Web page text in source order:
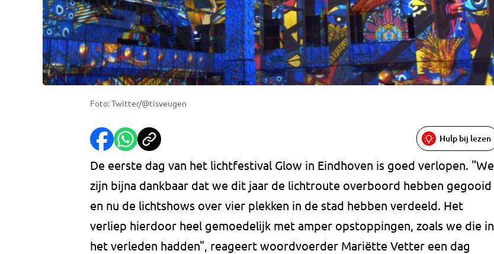
Foto: Twitter/@tisveugen
Hulp bij lezen
De eerste dag van het lichtfestival Glow in Eindhoven is goed verlopen. "We
zijn bijna dankbaar dat we dit jaar de lichtroute overboord hebben gegooid
en nu de lichtshows over vier plekken in de stad hebben verdeeld. Het
verliep hierdoor heel gemoedelijk met amper opstoppingen, zoals we die in
het verleden hadden", reageert woordvoerder Mariëtte Vetter een dag